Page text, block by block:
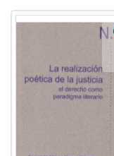
Skip
Skip